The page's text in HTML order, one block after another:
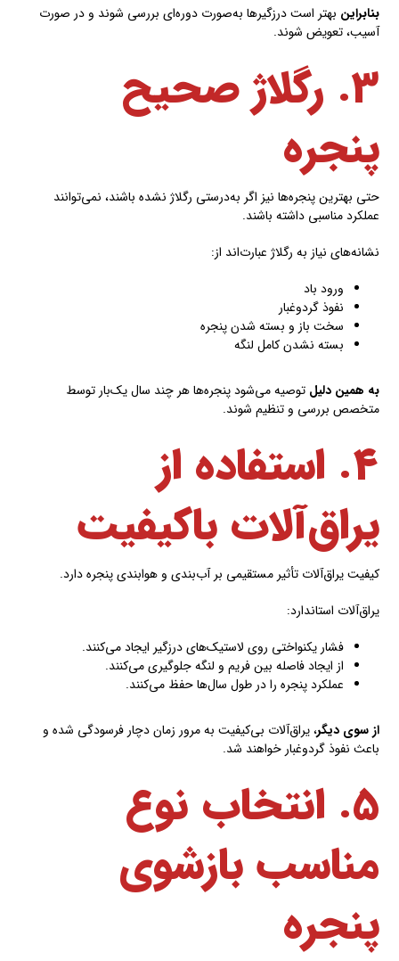
بنابراین بهتر است درزگیرها به‌صورت دوره‌ای بررسی شوند و در صورت
آسیب، تعویض شوند.
۳. رگلاژ صحیح
پنجره
حتی بهترین پنجره‌ها نیز اگر به‌درستی رگلاژ نشده باشند، نمی‌توانند
عملکرد مناسبی داشته باشند.
نشانه‌های نیاز به رگلاژ عبارت‌اند از:
ورود باد
نفوذ گردوغبار
سخت باز و بسته شدن پنجره
بسته نشدن کامل لنگه
به همین دلیل توصیه می‌شود پنجره‌ها هر چند سال یک‌بار توسط
متخصص بررسی و تنظیم شوند.
۴. استفاده از
یراق‌آلات باکیفیت
کیفیت یراق‌آلات تأثیر مستقیمی بر آب‌بندی و هوابندی پنجره دارد.
یراق‌آلات استاندارد:
فشار یکنواختی روی لاستیک‌های درزگیر ایجاد می‌کنند.
از ایجاد فاصله بین فریم و لنگه جلوگیری می‌کنند.
عملکرد پنجره را در طول سال‌ها حفظ می‌کنند.
از سوی دیگر، یراق‌آلات بی‌کیفیت به مرور زمان دچار فرسودگی شده و
باعث نفوذ گردوغبار خواهند شد.
۵. انتخاب نوع
مناسب بازشوی
پنجره